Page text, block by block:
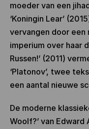
moeder van een
‘Koningin Lear’
vervangen door een
imperium over haar
Russen!’ (2011)
‘Platonov’, twee
een aantal nieuwe
De moderne
Woolf?’ van